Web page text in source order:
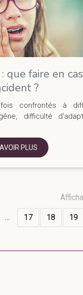
que faire en cas
?
confrontés à
difficulté
PLUS
… 17 18 19